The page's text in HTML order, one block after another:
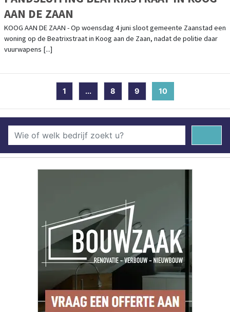
AAN DE ZAAN
KOOG AAN DE ZAAN - Op woensdag 4 juni sloot gemeente Zaanstad een
woning op de Beatrixstraat in Koog aan de Zaan, nadat de politie daar
vuurwapens [...]
1 ... 8 9 10